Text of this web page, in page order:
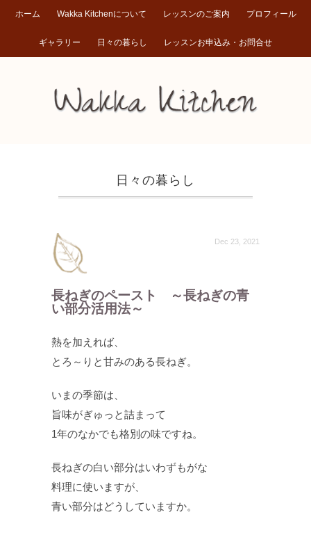
ホーム Wakka Kitchenについて レッスンのご案内 プロフィール
ギャラリー 日々の暮らし レッスンお申込み・お問合せ
日々の暮らし
Dec 23, 2021
長ねぎのペースト ～長ねぎの青
い部分活用法～
熱を加えれば、
とろ～りと甘みのある長ねぎ。
いまの季節は、
旨味がぎゅっと詰まって
1年のなかでも格別の味ですね。
長ねぎの白い部分はいわずもがな
料理に使いますが、
青い部分はどうしていますか。